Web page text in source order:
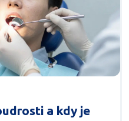
a kdy je